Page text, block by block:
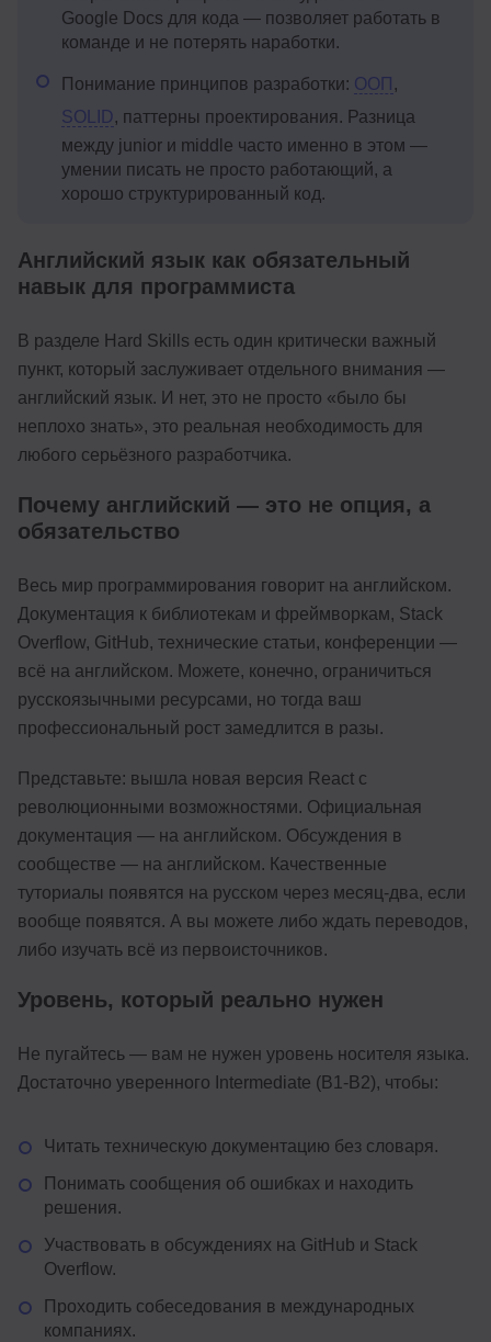
Google Docs для кода — позволяет работать в
команде и не потерять наработки.
Понимание принципов разработки: ООП ,
SOLID , паттерны проектирования. Разница
между junior и middle часто именно в этом —
умении писать не просто работающий, а
хорошо структурированный код.
Английский язык как обязательный
навык для программиста
В разделе Hard Skills есть один критически важный
пункт, который заслуживает отдельного внимания —
английский язык. И нет, это не просто «было бы
неплохо знать», это реальная необходимость для
любого серьёзного разработчика.
Почему английский — это не опция, а
обязательство
Весь мир программирования говорит на английском.
Документация к библиотекам и фреймворкам, Stack
Overflow, GitHub, технические статьи, конференции —
всё на английском. Можете, конечно, ограничиться
русскоязычными ресурсами, но тогда ваш
профессиональный рост замедлится в разы.
Представьте: вышла новая версия React с
революционными возможностями. Официальная
документация — на английском. Обсуждения в
сообществе — на английском. Качественные
туториалы появятся на русском через месяц-два, если
вообще появятся. А вы можете либо ждать переводов,
либо изучать всё из первоисточников.
Уровень, который реально нужен
Не пугайтесь — вам не нужен уровень носителя языка.
Достаточно уверенного Intermediate (B1-B2), чтобы:
Читать техническую документацию без словаря.
Понимать сообщения об ошибках и находить
решения.
Участвовать в обсуждениях на GitHub и Stack
Overflow.
Проходить собеседования в международных
компаниях.